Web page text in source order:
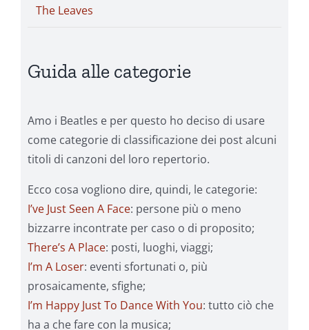
The Leaves
Guida alle categorie
Amo i Beatles e per questo ho deciso di usare
come categorie di classificazione dei post alcuni
titoli di canzoni del loro repertorio.
Ecco cosa vogliono dire, quindi, le categorie:
I’ve Just Seen A Face: persone più o meno
bizzarre incontrate per caso o di proposito;
There’s A Place: posti, luoghi, viaggi;
I’m A Loser: eventi sfortunati o, più
prosaicamente, sfighe;
I’m Happy Just To Dance With You: tutto ciò che
ha a che fare con la musica;